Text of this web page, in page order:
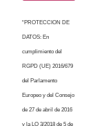
“PROTECCION DE
DATOS: En
cumplimiento del
RGPD (UE) 2016/679
del Parlamento
Europeo y del Consejo
de 27 de abril de 2016
y la LO 3/2018 de 5 de